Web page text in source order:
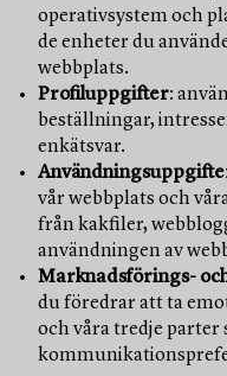
operativsystem och
de enheter du
webbplats.
Profiluppgifter:
beställningar,
enkätsvar.
vår webbplats och
från kakfiler,
användningen av
Marknadsförings-
du föredrar att ta
och våra tredje parter